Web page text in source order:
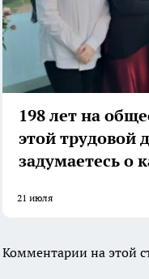
198 лет на
этой трудовой
задумаетесь о
21 июля
Комментарии на этой